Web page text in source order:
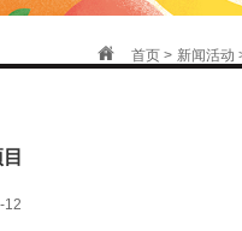
首页 > 新闻活动
12